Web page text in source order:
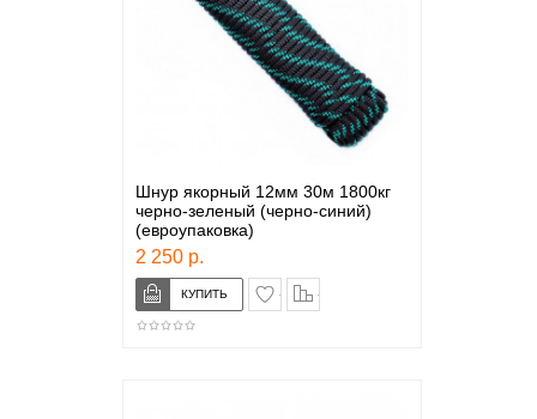
Шнур якорный 12мм 30м 1800кг
черно-зеленый (черно-синий)
(евроупаковка)
2 250 р.
в закладки